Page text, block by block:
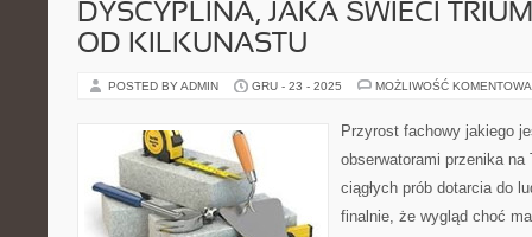
DYSCYPLINA, JAKA ŚWIECI
OD KILKUNASTU
POSTED BY ADMIN GRU - 23 - 2025 MOŻLIWOŚĆ
Przyrost fachowy jakiego
obserwatorami przenika na
ciągłych prób dotarcia do
finalnie, że wygląd choć